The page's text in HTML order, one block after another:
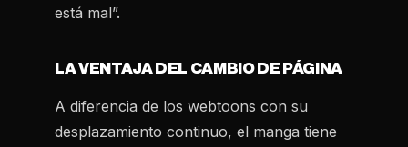
está mal”.
LA VENTAJA DEL CAMBIO DE PÁGINA
A diferencia de los webtoons con su
desplazamiento continuo, el manga tiene